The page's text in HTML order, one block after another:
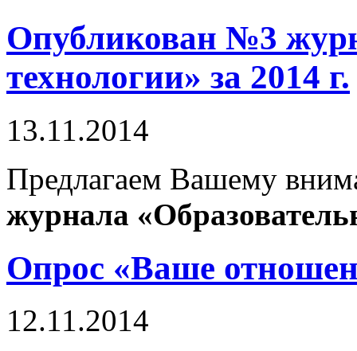
Опубликован №3
технологии» за 2014 г.
13.11.2014
Предлагаем Вашему
журнала
Опрос «Ваше
12.11.2014